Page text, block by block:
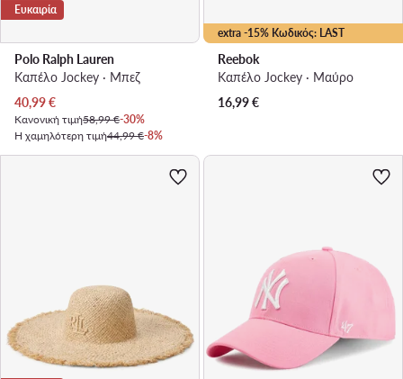
Ευκαιρία
Polo Ralph Lauren
Καπέλο Jockey · Μπεζ
Τρέχουσα τιμή
40,99€
Κανονική τιμή58,99 €-30%
Η χαμηλότερη τιμή44,99 €-8%
extra -15% Κωδικός: LAST
Reebok
Καπέλο Jockey · Μαύρο
16,99€